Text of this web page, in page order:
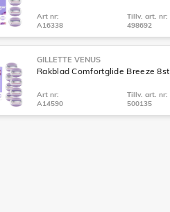
Art nr:
A16338
Tillv. art. nr:
498692
GILLETTE VENUS
Rakblad Comfortglide Breeze 8st
Art nr:
A14590
Tillv. art. nr:
500135